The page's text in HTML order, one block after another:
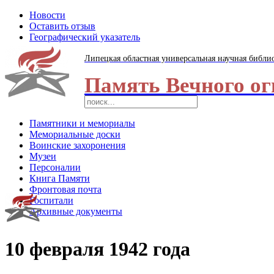
Новости
Оставить отзыв
Географический указатель
Липецкая областная универсальная научная
Память Вечного
Памятники и мемориалы
Мемориальные доски
Воинские захоронения
Музеи
Персоналии
Книга Памяти
Фронтовая почта
Госпитали
Архивные документы
10 февраля 1942 года